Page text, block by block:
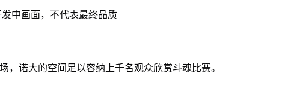
中画面，不代表最终品质
，诺大的空间足以容纳上千名观众欣赏斗魂比赛。